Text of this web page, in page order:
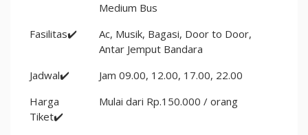
Medium Bus
Fasilitas✔️
Ac, Musik, Bagasi, Door to Door,
Antar Jemput Bandara
Jadwal✔️
Jam 09.00, 12.00, 17.00, 22.00
Harga
Tiket✔️
Mulai dari Rp.150.000 / orang